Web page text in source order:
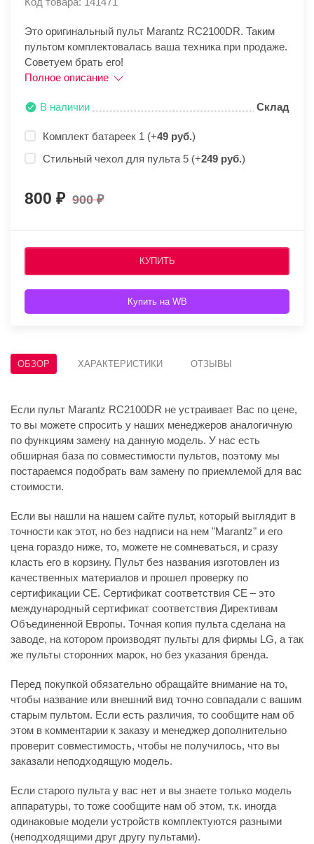
Это оригинальный пульт Marantz RC2100DR. Таким
пультом комплектовалась ваша техника при продаже.
Советуем брать его!
Полное описание
В наличии Склад
Комплект батареек 1 (+49 руб.)
Стильный чехол для пульта 5 (+249 руб.)
800 900
КУПИТЬ
Купить на WB
ОБЗОР ХАРАКТЕРИСТИКИ ОТЗЫВЫ
Если пульт Marantz RC2100DR не устраивает Вас по цене,
то вы можете спросить у наших менеджеров аналогичную
по функциям замену на данную модель. У нас есть
обширная база по совместимости пультов, поэтому мы
постараемся подобрать вам замену по приемлемой для вас
стоимости.
Если вы нашли на нашем сайте пульт, который выглядит в
точности как этот, но без надписи на нем "Marantz" и его
цена гораздо ниже, то, можете не сомневаться, и сразу
класть его в корзину. Пульт без названия изготовлен из
качественных материалов и прошел проверку по
сертификации CE. Сертификат соответствия СЕ – это
международный сертификат соответствия Директивам
Объединенной Европы. Точная копия пульта сделана на
заводе, на котором производят пульты для фирмы LG, а так
же пульты сторонних марок, но без указания бренда.
Перед покупкой обязательно обращайте внимание на то,
чтобы название или внешний вид точно совпадали с вашим
старым пультом. Если есть различия, то сообщите нам об
этом в комментарии к заказу и менеджер дополнительно
проверит совместимость, чтобы не получилось, что вы
заказали неподходящую модель.
Если старого пульта у вас нет и вы знаете только модель
аппаратуры, то тоже сообщите нам об этом, т.к. иногда
одинаковые модели устройств комплектуются разными
(неподходящими друг другу пультами).